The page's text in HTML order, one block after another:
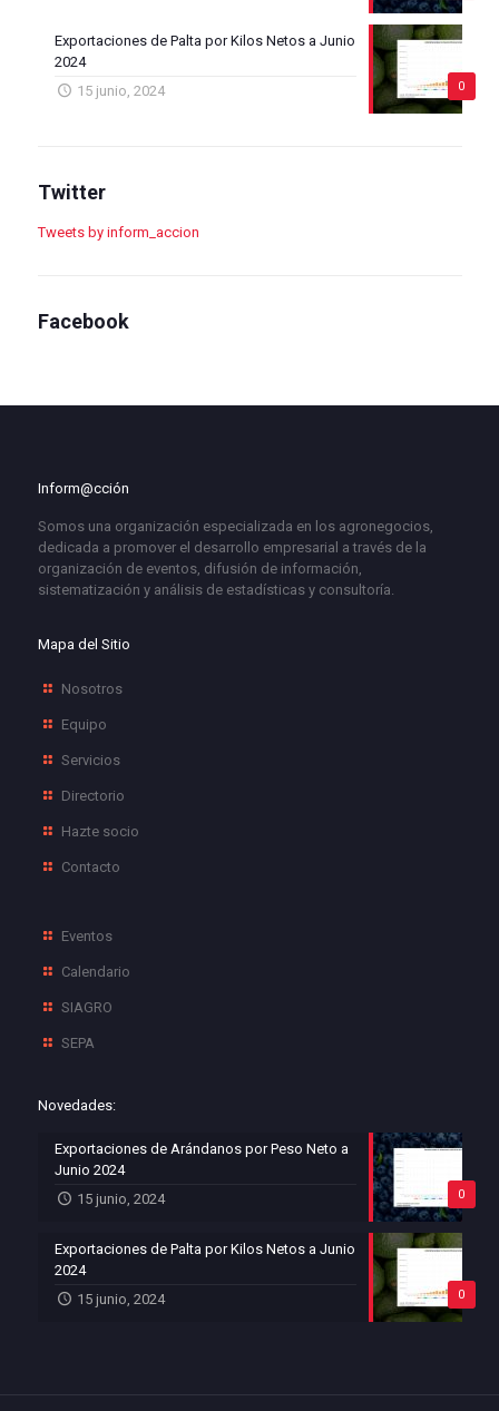
0
Exportaciones de Palta por Kilos Netos a Junio
2024
15 junio, 2024
Twitter
Tweets by inform_accion
Facebook
Inform@cción
Somos una organización especializada en los agronegocios,
dedicada a promover el desarrollo empresarial a través de la
organización de eventos, difusión de información,
sistematización y análisis de estadísticas y consultoría.
Mapa del Sitio
Nosotros
Equipo
Servicios
Directorio
Hazte socio
Contacto
Eventos
Calendario
SIAGRO
SEPA
Novedades:
0
Exportaciones de Arándanos por Peso Neto a
Junio 2024
15 junio, 2024
0
Exportaciones de Palta por Kilos Netos a Junio
2024
15 junio, 2024